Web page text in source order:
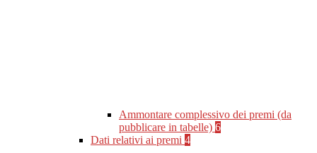
Ammontare complessivo dei premi (da
pubblicare in tabelle) 6
Dati relativi ai premi 4